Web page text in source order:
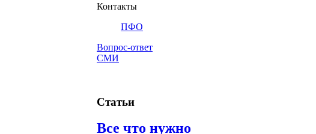
Контакты
ПФО
Вопрос-ответ
СМИ
Статьи
Все что нужно